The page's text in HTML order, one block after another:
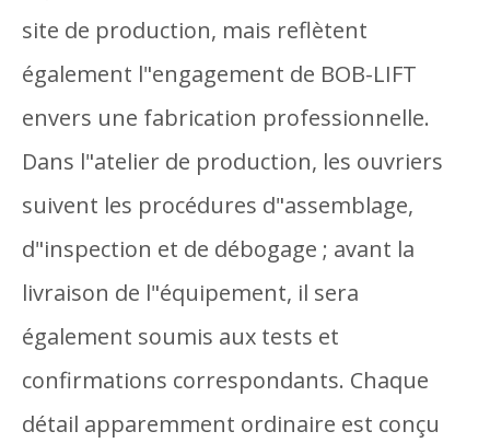
site de production, mais reflètent
également l"engagement de BOB-LIFT
envers une fabrication professionnelle.
Dans l"atelier de production, les ouvriers
suivent les procédures d"assemblage,
d"inspection et de débogage ; avant la
livraison de l"équipement, il sera
également soumis aux tests et
confirmations correspondants. Chaque
détail apparemment ordinaire est conçu